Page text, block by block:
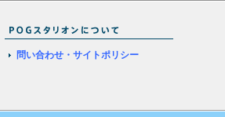
問い合わせ・サイトポリシー